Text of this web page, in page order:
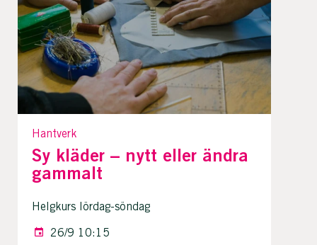
Hantverk
Sy kläder – nytt eller ändra
gammalt
Helgkurs lördag-söndag
26/9 10:15